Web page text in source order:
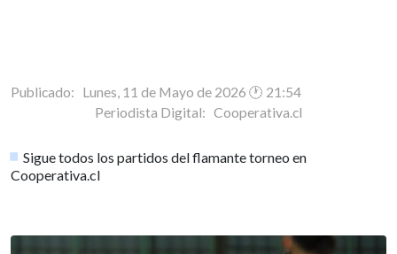
Publicado: Lunes, 11 de Mayo de 2026 🕐 21:54
Periodista Digital: Cooperativa.cl
Sigue todos los partidos del flamante torneo en
Cooperativa.cl